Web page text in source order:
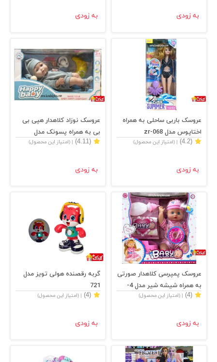
به زودی به زودی
عروسک باربی ساحلی به همراه
اختاپوس مدل zr-068
(4.2)
| (امتیاز این محصول)
به زودی
عروسک نوزاد کلاهدار هپی بی
بی به همراه پسونک مدل
12560a
(4.11) | (امتیاز این محصول)
به زودی
عروسک پمپرسی کلاهدار صورتی
به همراه شیشه شیر مدل 4-
1699
(4) | (امتیاز این محصول)
به زودی
گربه رقصنده هولی تویز مدل
721
(4)
| (امتیاز این محصول)
به زودی